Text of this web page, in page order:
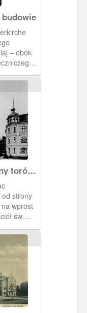
budowie
– obok
torów
strony
wprost
św.